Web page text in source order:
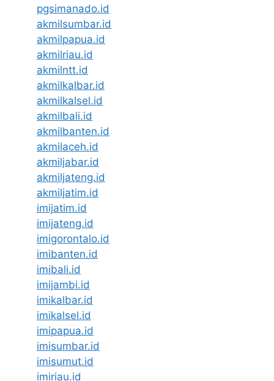
pgsimanado.id
akmilsumbar.id
akmilpapua.id
akmilriau.id
akmilntt.id
akmilkalbar.id
akmilkalsel.id
akmilbali.id
akmilbanten.id
akmilaceh.id
akmiljabar.id
akmiljateng.id
akmiljatim.id
imijatim.id
imijateng.id
imigorontalo.id
imibanten.id
imibali.id
imijambi.id
imikalbar.id
imikalsel.id
imipapua.id
imisumbar.id
imisumut.id
imiriau.id